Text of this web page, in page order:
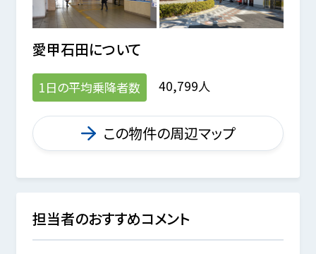
愛甲石田について
1日の平均乗降者数 40,799人
この物件の周辺マップ
担当者のおすすめコメント